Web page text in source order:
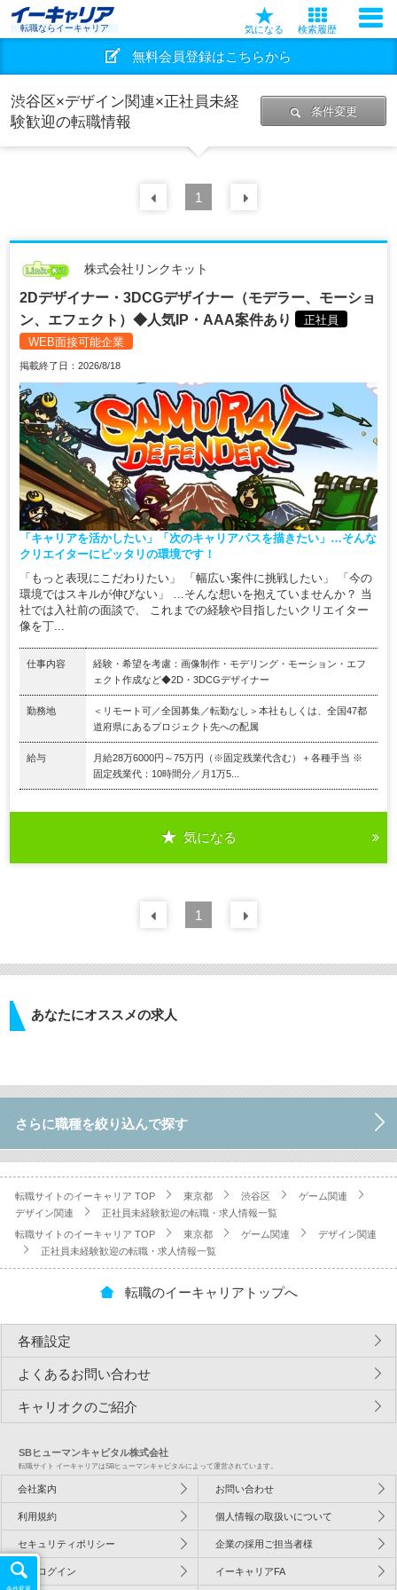
転職ならイーキャリア 気になる 検索履歴
無料会員登録はこちらから
渋谷区×デザイン関連×正社員未経
験歓迎の転職情報
条件変更
前の 件
1
株式会社リンクキット
2Dデザイナー・3DCGデザイナー（モデラー、モーショ
ン、エフェクト）◆人気IP・AAA案件あり
正社員
WEB面接可能企業
掲載終了日：2026/8/18
「キャリアを活かしたい」「次のキャリアパスを描きたい」…そんな
クリエイターにピッタリの環境です！
「もっと表現にこだわりたい」 「幅広い案件に挑戦したい」 「今の
環境ではスキルが伸びない」 …そんな想いを抱えていませんか？ 当
社では入社前の面談で、 これまでの経験や目指したいクリエイター
像を丁...
仕事内容
経験・希望を考慮：画像制作・モデリング・モーション・エフ
ェクト作成など◆2D・3DCGデザイナー
勤務地
＜リモート可／全国募集／転勤なし＞本社もしくは、全国47都
道府県にあるプロジェクト先への配属
給与
月給28万6000円～75万円（※固定残業代含む）＋各種手当 ※
固定残業代：10時間分／月1万5...
気になる
前の 件
1
あなたにオススメの求人
さらに職種を絞り込んで探す
転職サイトのイーキャリア TOP 東京都 渋谷区
ゲーム関連
デザイン関連
正社員未経験歓迎の転職・求人情報一覧
転職サイトのイーキャリア TOP 東京都 ゲーム関連
デザイン関連
正社員未経験歓迎の転職・求人情報一覧
条件変更
転職のイーキャリアトップへ
各種設定
よくあるお問い合わせ
キャリオクのご紹介
SBヒューマンキャピタル株式会社
転職サイト イーキャリアはSBヒューマンキャピタルによって運営されています。
会社案内 お問い合わせ
利用規約 個人情報の取扱いについて
セキュリティポリシー 企業の採用ご担当者様
企業ログイン イーキャリアFA